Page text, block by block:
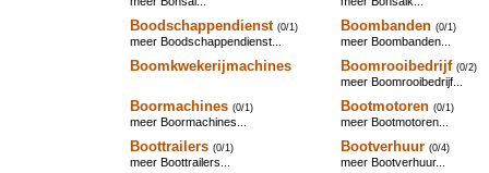
Boodschappendienst (0/1)
meer Boodschappendienst...
Boombanden (0/1)
meer Boombanden...
Boomkwekerijmachines Boomrooibedrijf (0/2)
meer Boomrooibedrijf...
Boormachines (0/1)
meer Boormachines...
Bootmotoren (0/1)
meer Bootmotoren...
Boottrailers (0/1)
meer Boottrailers...
Bootverhuur (0/4)
meer Bootverhuur...